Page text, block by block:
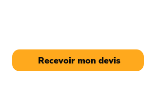
Recevoir mon devis